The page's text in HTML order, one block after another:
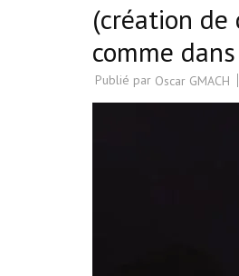
(création de
comme
Publié par Oscar GMACH